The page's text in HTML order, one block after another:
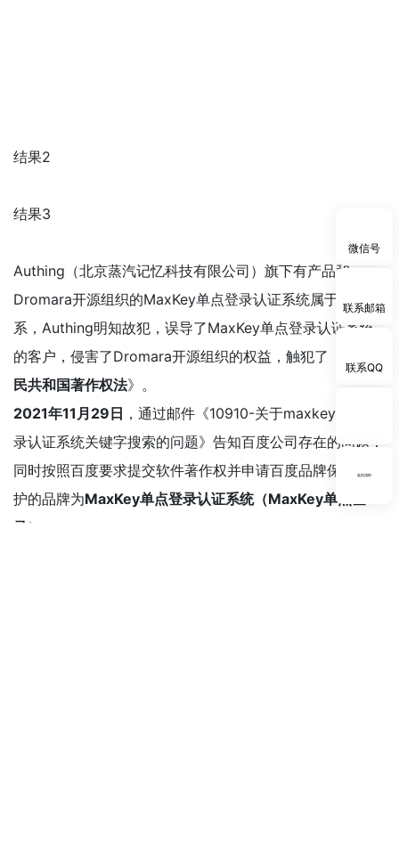
结果2
结果3
Authing（北京蒸汽记忆科技有限公司）旗下有产品和
Dromara开源组织的MaxKey单点登录认证系统属于竞争关
系，Authing明知故犯，误导了MaxKey单点登录认证系统
的客户，侵害了Dromara开源组织的权益，触犯了《
民共和国著作权法》。
2021年11月29日 ，通过邮件《10910-关于maxkey单点登
录认证系统关键字搜索的问题》告知百度公司存在的问题，
同时按照百度要求提交软件著作权并申请百度品牌保护，保
护的品牌为MaxKey单点登录认证系统（MaxKey单点登
录）
微信号
联系邮箱
联系QQ
返回顶部